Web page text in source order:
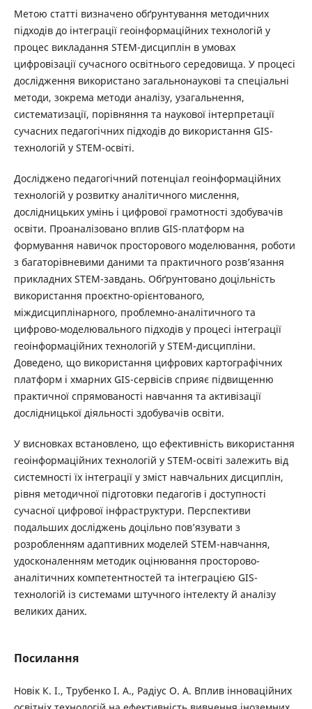
Метою статті визначено обґрунтування методичних
підходів до інтеграції геоінформаційних технологій у
процес викладання STEM-дисциплін в умовах
цифровізації сучасного освітнього середовища. У процесі
дослідження використано загальнонаукові та спеціальні
методи, зокрема методи аналізу, узагальнення,
систематизації, порівняння та наукової інтерпретації
сучасних педагогічних підходів до використання GIS-
технологій у STEM-освіті.
Досліджено педагогічний потенціал геоінформаційних
технологій у розвитку аналітичного мислення,
дослідницьких умінь і цифрової грамотності здобувачів
освіти. Проаналізовано вплив GIS-платформ на
формування навичок просторового моделювання, роботи
з багаторівневими даними та практичного розв’язання
прикладних STEM-завдань. Обґрунтовано доцільність
використання проєктно-орієнтованого,
міждисциплінарного, проблемно-аналітичного та
цифрово-моделювального підходів у процесі інтеграції
геоінформаційних технологій у STEM-дисципліни.
Доведено, що використання цифрових картографічних
платформ і хмарних GIS-сервісів сприяє підвищенню
практичної спрямованості навчання та активізації
дослідницької діяльності здобувачів освіти.
У висновках встановлено, що ефективність використання
геоінформаційних технологій у STEM-освіті залежить від
системності їх інтеграції у зміст навчальних дисциплін,
рівня методичної підготовки педагогів і доступності
сучасної цифрової інфраструктури. Перспективи
подальших досліджень доцільно пов’язувати з
розробленням адаптивних моделей STEM-навчання,
удосконаленням методик оцінювання просторово-
аналітичних компетентностей та інтеграцією GIS-
технологій із системами штучного інтелекту й аналізу
великих даних.
Посилання
Новік К. І., Трубенко І. А., Радіус О. А. Вплив інноваційних